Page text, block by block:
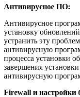
Антивирусное ПО:
Антивирусное
установку
устранить эту
антивирусную
процесса установки
завершения
антивирусную
Firewall и настройки